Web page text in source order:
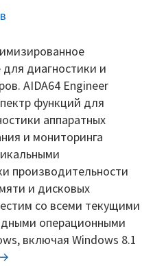
к
AIDA64
engineer
edition
8.30.8300
ключи
(2026).
диагностики и
AIDA64 Engineer
функций для
аппаратных
и мониторинга
производительности
и дисковых
со всеми текущими
операционными
включая Windows 8.1
AIDA64